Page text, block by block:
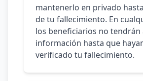
mantenerlo en privado
de tu fallecimiento. En
los beneficiarios no tendrán
información hasta que
verificado tu fallecimiento.